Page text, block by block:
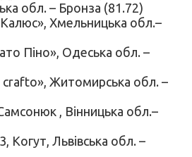
обл. – Бронза (81.72)
Хмельницька обл.–
Піно», Одеська обл. –
crafto», Житомирська обл. –
, Вінницька обл.–
Когут, Львівська обл. –